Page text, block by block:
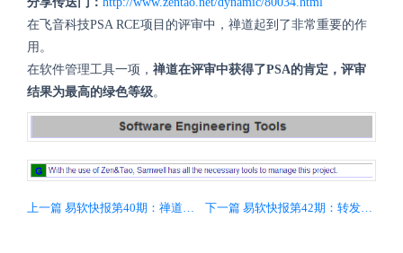
在飞音科技PSA RCE项目的评审中，禅道起到了非常重要的作
用。
在软件管理工具一项， 禅道在评审中获得了PSA的肯定，评审
结果为最高的绿色等级。
下一篇 易软快报第42期：转发送然之专业版授权火热进行中